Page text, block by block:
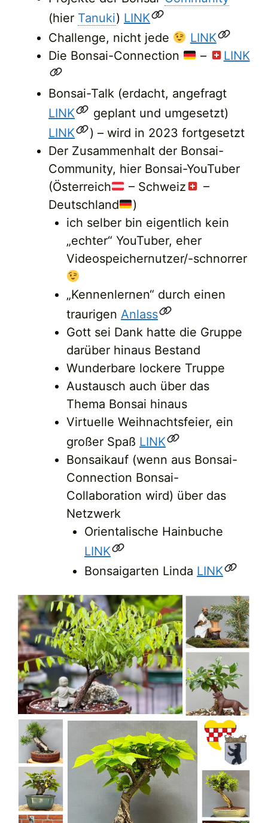
(hier Tanuki) LINK
Challenge, nicht jede
LINK
Die Bonsai-Connection
– LINK
Bonsai-Talk (erdacht, angefragt
LINK
geplant und umgesetzt)
LINK
) – wird in 2023 fortgesetzt
Der Zusammenhalt der Bonsai-
Community, hier Bonsai-YouTuber
(Österreich
– Schweiz
–
Deutschland
)
ich selber bin eigentlich kein
„echter“ YouTuber, eher
Videospeichernutzer/-schnorrer
„Kennenlernen“ durch einen
traurigen Anlass
Gott sei Dank hatte die Gruppe
darüber hinaus Bestand
Wunderbare lockere Truppe
Austausch auch über das
Thema Bonsai hinaus
Virtuelle Weihnachtsfeier, ein
großer Spaß LINK
Bonsaikauf (wenn aus Bonsai-
Connection Bonsai-
Collaboration wird) über das
Netzwerk
Orientalische Hainbuche
LINK
Bonsaigarten Linda LINK